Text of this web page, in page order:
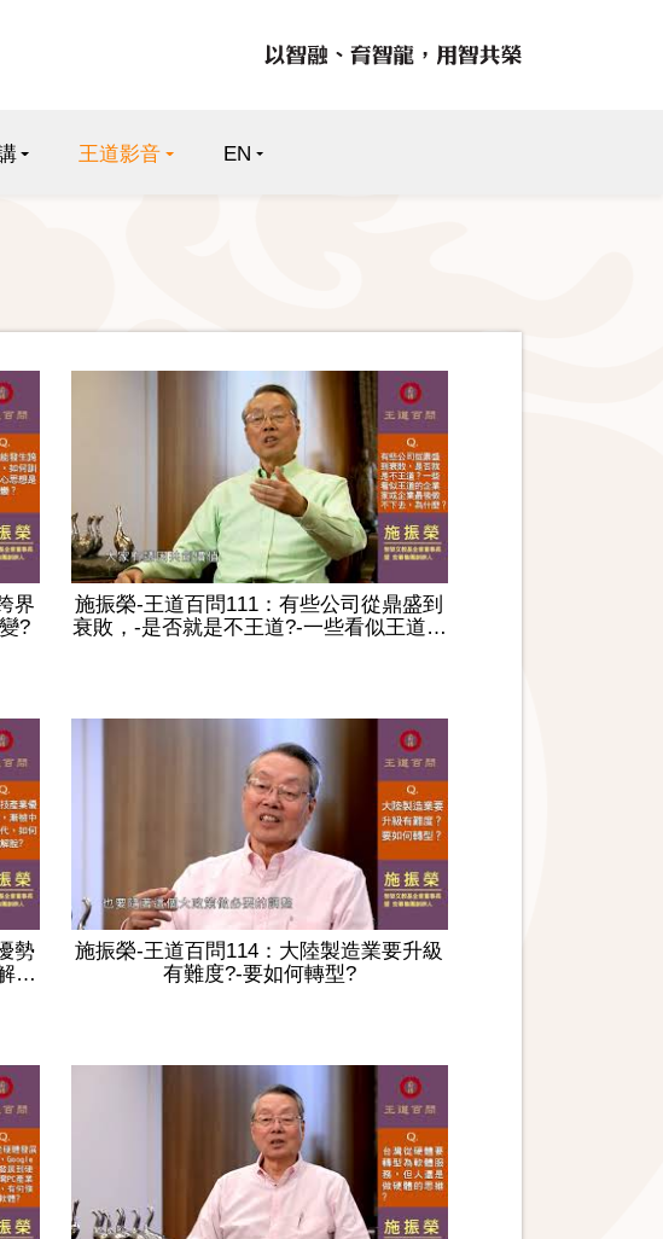
王道影音 EN
界
?
施振榮-王道百問111：有些公司從鼎盛到
衰敗，-是否就是不王道?-一些看似王道…
勢
…
施振榮-王道百問114：大陸製造業要升級
有難度?-要如何轉型?